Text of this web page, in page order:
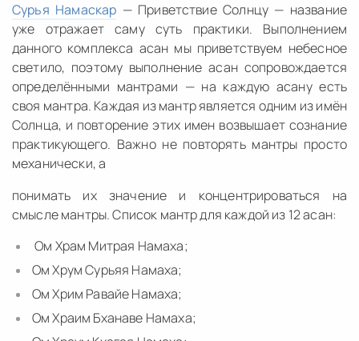
Сурья Намаскар — Приветствие Солнцу — название
уже отражает саму суть практики. Выполнением
данного комплекса асан мы приветствуем небесное
светило, поэтому выполнение асан сопровождается
определёнными мантрами — на каждую асану есть
своя мантра. Каждая из мантр является одним из имён
Солнца, и повторение этих имен возвышает сознание
практикующего. Важно не повторять мантры просто
механически, а
понимать их значение и концентрироваться на
смысле мантры. Список мантр для каждой из 12 асан:
Ом Храм Митрая Намаха;
Ом Хрум Сурьяя Намаха;
Ом Хрим Равайе Намаха;
Ом Храим Бханаве Намаха;